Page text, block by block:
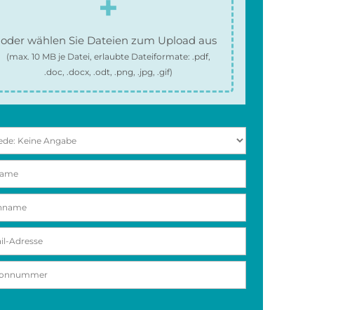
oder wählen Sie Dateien zum Upload aus
(max.10 MB je Datei, erlaubte Dateiformate:.pdf,
.doc, .docx, .odt, .png, .jpg, .gif)